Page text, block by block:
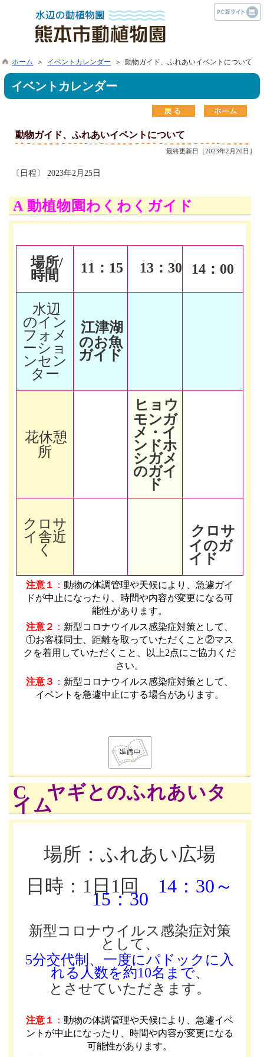
ホーム ＞ イベントカレンダー ＞ 動物ガイド、ふれあいイベントについて
イベントカレンダー
動物ガイド、ふれあいイベントについて
最終更新日［2023年2月20日］
〔日程〕 2023年2月25日
A 動植物園わくわくガイド
場所/
時間
11 ：15 13 ：30 14 ：00
水辺
のイン
フォメ
ーショ
ンセン
ター
江津湖
のお魚
ガイド
花休憩
所
ヒョウ
モンガ
メ・イ
ンドホ
シガメ
のガイ
ド
クロサ
イ舎近
く
クロサ
イのガ
イド
注意１ ：動物の体調管理や天候により、急遽ガイ
ドが中止になったり、時間や内容が変更になる可
能性があります。
注意２ ： 新型コロナウイルス感染症対策として、
①お客様同士、距離を取っていただくこと②マス
クを着用していただくこと、以上2点にご協力くだ
さい。
注意３ ： 新型コロナウイルス感染症対策として、
イベントを急遽中止にする場合があります。
C ヤギとのふれあいタ
イム
場所：ふれあい広場
日時：1日1回
14：30～
15：30
新型コロナウイルス感染症対策
として、
5分交代制 、 一度にパドックに入
れる人数を約10名まで、
とさせていただきます。
注意１ ：動物の体調管理や天候により、急遽イベ
ントが中止になったり、時間や内容が変更になる
可能性があります。